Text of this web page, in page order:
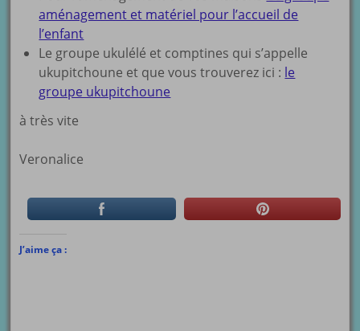
aménagement et matériel pour l’accueil de
l’enfant
Le groupe ukulélé et comptines qui s’appelle
ukupitchoune et que vous trouverez ici : le
groupe ukupitchoune
à très vite
Veronalice
J’aime ça :